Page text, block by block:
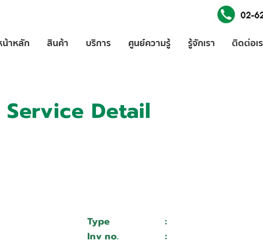
น้าหลัก สินค้า บริการ ศูนย์ความรู้ รู้จักเรา ติดต่อเ
Service Detail
Type :
Inv no. :